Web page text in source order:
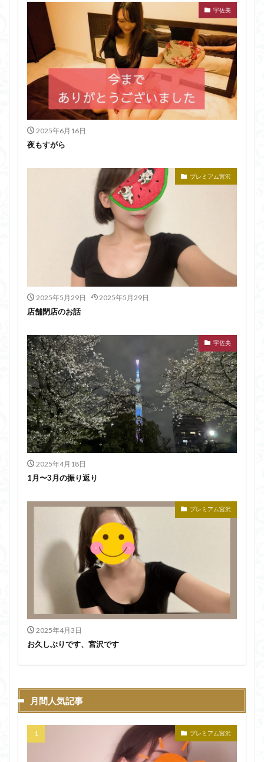
宇佐美
2025年6月16日
夜もすがら
プレミアム宮沢
2025年5月29日 2025年5月29日
店舗閉店のお話
宇佐美
2025年4月18日
1月〜3月の振り返り
プレミアム宮沢
2025年4月3日
お久しぶりです、宮沢です
月間人気記事
プレミアム宮沢